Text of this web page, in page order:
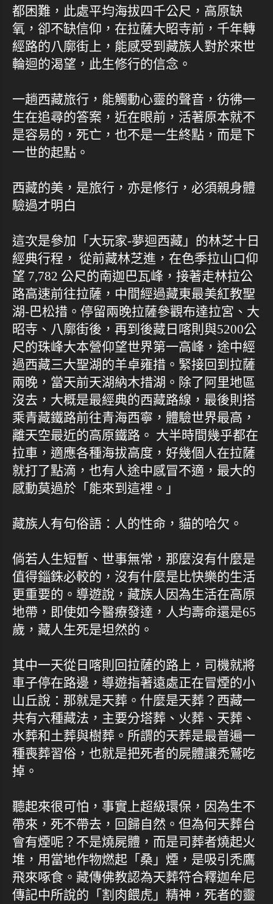
都困難，此處平均海拔四千公尺，高原缺
氧，卻不缺信仰，在拉薩大昭寺前，千年轉
經路的八廓街上，能感受到藏族人對於來世
輪迴的渴望，此生修行的信念。
一趟西藏旅行，能觸動心靈的聲音，彷彿一
生在追尋的答案，近在眼前，活著原本就不
是容易的，死亡，也不是一生終點，而是下
一世的起點。
西藏的美，是旅行，亦是修行，必須親身體
驗過才明白
這次是參加「大玩家-夢迴西藏」的林芝十日
經典行程， 從前藏林芝進，在色季拉山口仰
望 7,782 公尺的南迦巴瓦峰，接著走林拉公
路高速前往拉薩，中間經過藏東最美紅教聖
湖-巴松措。停留兩晚拉薩參觀布達拉宮、大
昭寺、八廓街後，再到後藏日喀則與5200公
尺的珠峰大本營仰望世界第一高峰，途中經
過西藏三大聖湖的羊卓雍措。緊接回到拉薩
兩晚，當天前天湖納木措湖。除了阿里地區
沒去，大概是最經典的西藏路線，最後則搭
乘青藏鐵路前往青海西寧，體驗世界最高，
離天空最近的高原鐵路。 大半時間幾乎都在
拉車，適應各種海拔高度，好幾個人在拉薩
就打了點滴，也有人途中感冒不適，最大的
感動莫過於「能來到這裡。」
藏族人有句俗語：人的性命，貓的哈欠。
倘若人生短暫、世事無常，那麼沒有什麼是
值得錙銖必較的，沒有什麼是比快樂的生活
更重要的。導遊說，藏族人因為生活在高原
地帶，即使如今醫療發達，人均壽命還是65
歲，藏人生死是坦然的。
其中一天從日喀則回拉薩的路上，司機就將
車子停在路邊，導遊指著遠處正在冒煙的小
山丘說：那就是天葬。什麼是天葬？西藏一
共有六種藏法，主要分塔葬、火葬、天葬、
水葬和土葬與樹葬。所謂的天葬是最普遍一
種喪葬習俗，也就是把死者的屍體讓禿鷲吃
掉。
聽起來很可怕，事實上超級環保，因為生不
帶來，死不帶去，回歸自然。但為何天葬台
會有煙呢？不是燒屍體，而是司葬者燒起火
堆，用當地作物燃起「桑」煙，是吸引禿鷹
飛來啄食。藏傳佛教認為天葬符合釋迦牟尼
傳記中所說的「割肉餵虎」精神，死者的靈